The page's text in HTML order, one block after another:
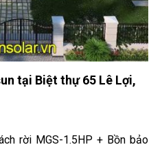
tại Biệt thự 65 Lê Lợi,
rời MGS-1.5HP + Bồn bảo